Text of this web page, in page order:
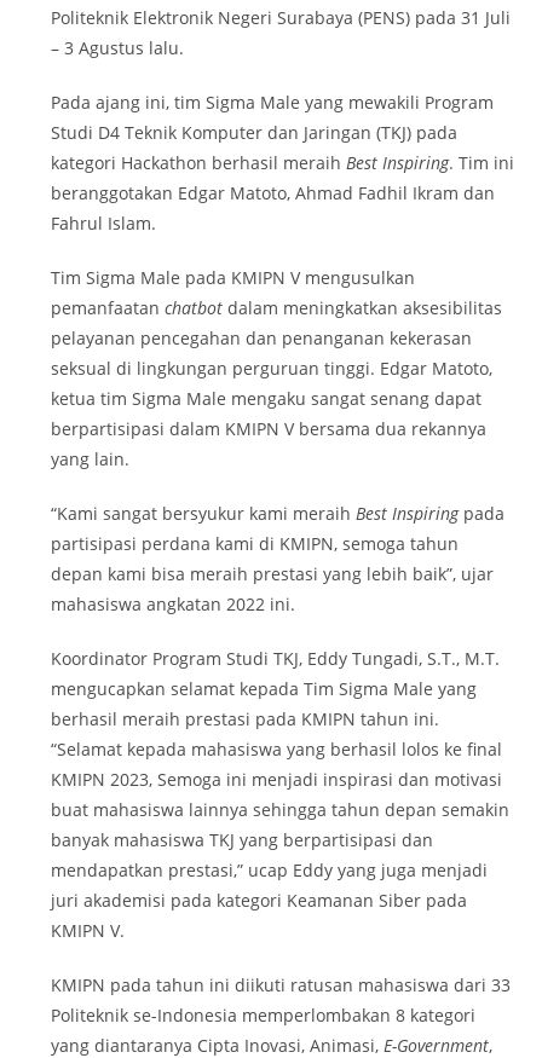
Politeknik Elektronik Negeri Surabaya (PENS) pada 31 Juli
– 3 Agustus lalu.
Pada ajang ini, tim Sigma Male yang mewakili Program
Studi D4 Teknik Komputer dan Jaringan (TKJ) pada
kategori Hackathon berhasil meraih Best Inspiring. Tim ini
beranggotakan Edgar Matoto, Ahmad Fadhil Ikram dan
Fahrul Islam.
Tim Sigma Male pada KMIPN V mengusulkan
pemanfaatanchatbot dalam meningkatkan aksesibilitas
pelayanan pencegahan dan penanganan kekerasan
seksual di lingkungan perguruan tinggi. Edgar Matoto,
ketua tim Sigma Male mengaku sangat senang dapat
berpartisipasi dalam KMIPN V bersama dua rekannya
yang lain.
“Kami sangat bersyukur kami meraih Best Inspiringpada
partisipasi perdana kami di KMIPN, semoga tahun
depan kami bisa meraih prestasi yang lebih baik”, ujar
mahasiswa angkatan 2022 ini.
Koordinator Program Studi TKJ, Eddy Tungadi, S.T., M.T.
mengucapkan selamat kepada Tim Sigma Male yang
berhasil meraih prestasi pada KMIPN tahun ini.
“Selamat kepada mahasiswa yang berhasil lolos ke final
KMIPN 2023, Semoga ini menjadi inspirasi dan motivasi
buat mahasiswa lainnya sehingga tahun depan semakin
banyak mahasiswa TKJ yang berpartisipasi dan
mendapatkan prestasi,” ucap Eddy yang juga menjadi
juri akademisi pada kategori Keamanan Siber pada
KMIPN V.
KMIPN pada tahun ini diikuti ratusan mahasiswa dari 33
Politeknik se-Indonesia memperlombakan 8 kategori
yang diantaranya Cipta Inovasi, Animasi, E-Government,